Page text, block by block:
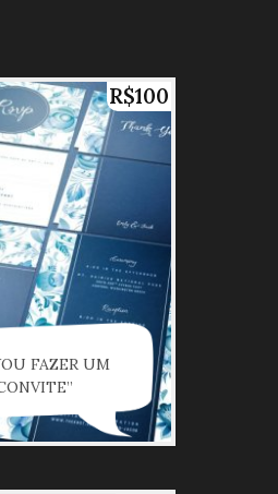
R$100
FAZER UM